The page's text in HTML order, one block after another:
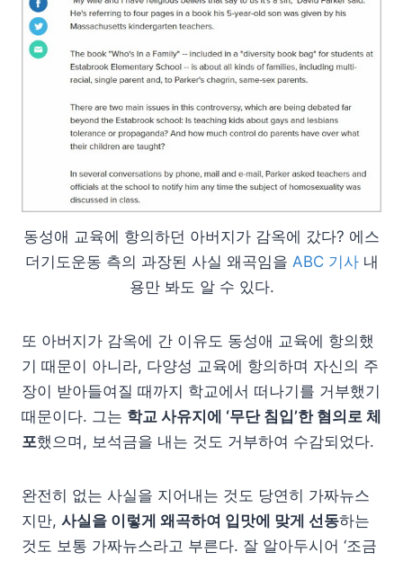
동성애 교육에 항의하던 아버지가 감옥에 갔다? 에스
더기도운동 측의 과장된 사실 왜곡임을 ABC 기사 내
용만 봐도 알 수 있다.
또 아버지가 감옥에 간 이유도 동성애 교육에 항의했
기 때문이 아니라, 다양성 교육에 항의하며 자신의 주
장이 받아들여질 때까지 학교에서 떠나기를 거부했기
때문이다. 그는 학교 사유지에 ‘무단 침입’한 혐의로 체
포했으며, 보석금을 내는 것도 거부하여 수감되었다.
완전히 없는 사실을 지어내는 것도 당연히 가짜뉴스
지만, 사실을 이렇게 왜곡하여 입맛에 맞게 선동하는
것도 보통 가짜뉴스라고 부른다. 잘 알아두시어 ‘조금